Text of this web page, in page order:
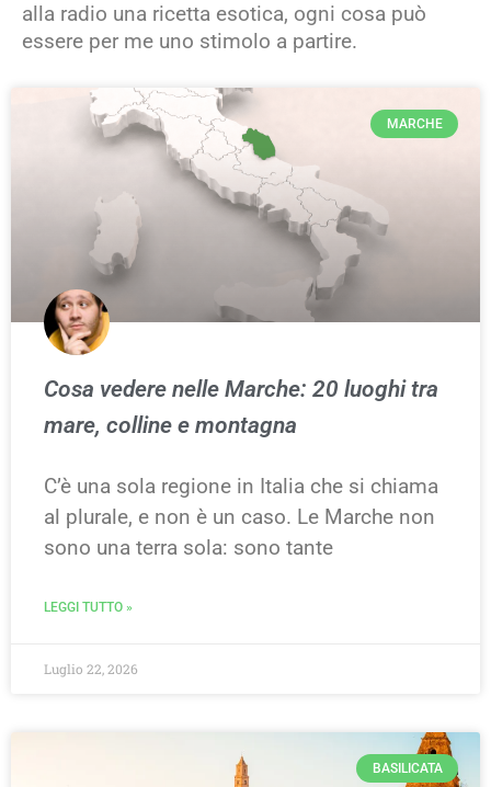
alla radio una ricetta esotica, ogni cosa può
essere per me uno stimolo a partire.
MARCHE
Cosa vedere nelle Marche: 20 luoghi tra
mare, colline e montagna
C’è una sola regione in Italia che si chiama
al plurale, e non è un caso. Le Marche non
sono una terra sola: sono tante
LEGGI TUTTO »
Luglio 22, 2026
BASILICATA